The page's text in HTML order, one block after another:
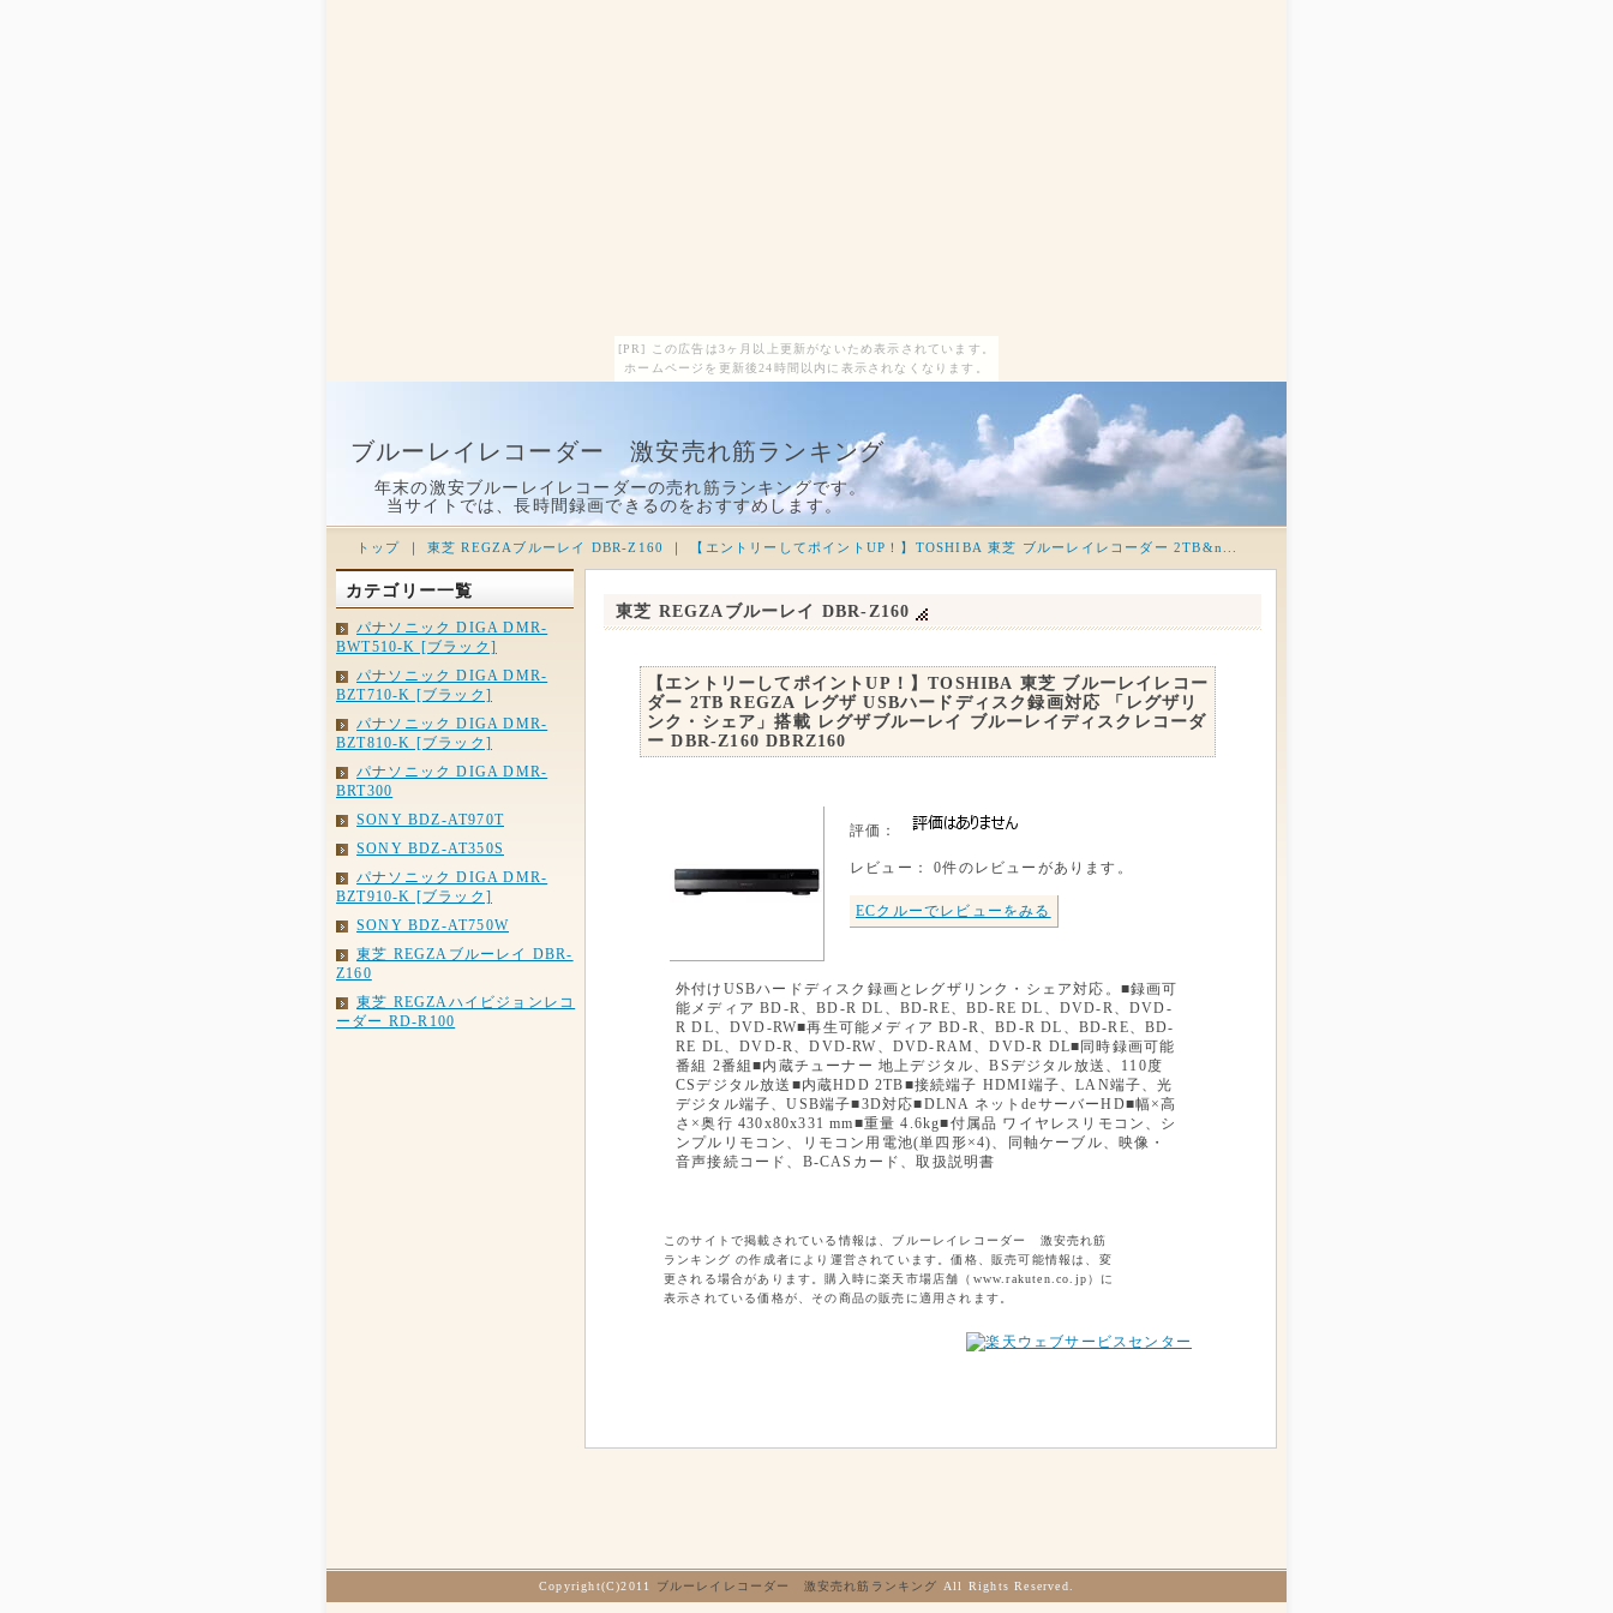
[PR] この広告は3ヶ月以上更新がないため表示されています。
ホームページを更新後24時間以内に表示されなくなります。
ブルーレイレコーダー 激安売れ筋ランキング
年末の激安ブルーレイレコーダーの売れ筋ランキングです。
当サイトでは、長時間録画できるのをおすすめします。
トップ ｜ 東芝 REGZAブルーレイ DBR-Z160 ｜ 【エントリーしてポイントUP！】TOSHIBA 東芝 ブルーレイレコーダー 2TB&n...
東芝 REGZAブルーレイ DBR-Z160
【エントリーしてポイントUP！】TOSHIBA 東芝 ブルーレイレコー
ダー 2TB REGZA レグザ USBハードディスク録画対応 「レグザリ
ンク・シェア」搭載 レグザブルーレイ ブルーレイディスクレコーダ
ー DBR-Z160 DBRZ160
評価：
レビュー： 0件のレビューがあります。
ECクルーでレビューをみる
外付けUSBハードディスク録画とレグザリンク・シェア対応。■録画可
能メディア BD-R、BD-R DL、BD-RE、BD-RE DL、DVD-R、DVD-
R DL、DVD-RW■再生可能メディア BD-R、BD-R DL、BD-RE、BD-
RE DL、DVD-R、DVD-RW、DVD-RAM、DVD-R DL■同時録画可能
番組 2番組■内蔵チューナー 地上デジタル、BSデジタル放送、110度
CSデジタル放送■内蔵HDD 2TB■接続端子 HDMI端子、LAN端子、光
デジタル端子、USB端子■3D対応■DLNA ネットdeサーバーHD■幅×高
さ×奥行 430x80x331 mm■重量 4.6kg■付属品 ワイヤレスリモコン、シ
ンプルリモコン、リモコン用電池(単四形×4)、同軸ケーブル、映像・
音声接続コード、B-CASカード、取扱説明書
このサイトで掲載されている情報は、ブルーレイレコーダー 激安売れ筋
ランキング の作成者により運営されています。価格、販売可能情報は、変
更される場合があります。購入時に楽天市場店舗（www.rakuten.co.jp）に
表示されている価格が、その商品の販売に適用されます。
カテゴリー一覧
パナソニック DIGA DMR-
BWT510-K [ブラック]
パナソニック DIGA DMR-
BZT710-K [ブラック]
パナソニック DIGA DMR-
BZT810-K [ブラック]
パナソニック DIGA DMR-
BRT300
SONY BDZ-AT970T
SONY BDZ-AT350S
パナソニック DIGA DMR-
BZT910-K [ブラック]
SONY BDZ-AT750W
東芝 REGZAブルーレイ DBR-
Z160
東芝 REGZAハイビジョンレコ
ーダー RD-R100
Copyright(C)2011 ブルーレイレコーダー 激安売れ筋ランキング All Rights Reserved.